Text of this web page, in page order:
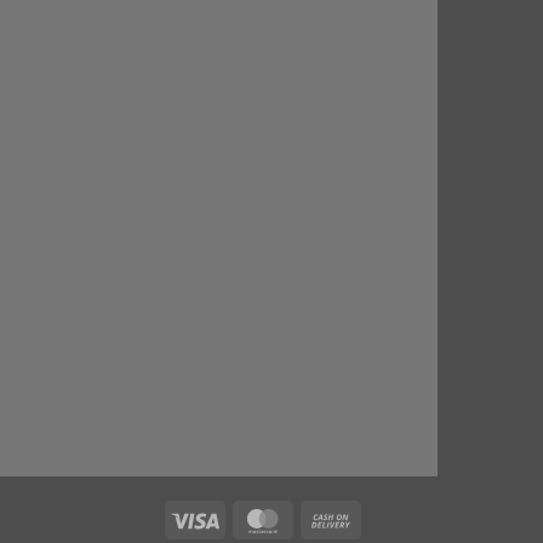
Visa MasterCard